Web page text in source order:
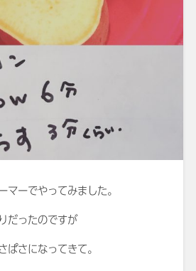
マーでやってみました。
だったのですが
ぱさになってきて。